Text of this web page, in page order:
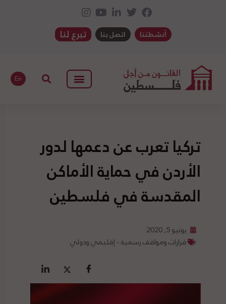
أنشطتنا اتصل بنا تبرع لنا
En
تركيا تعرب عن دعمها لدور
الأردن في حماية الأماكن
المقدسة في فلسطين
يونيو 5, 2020
قرارات ومواقف رسمية - إقليمي ودولي